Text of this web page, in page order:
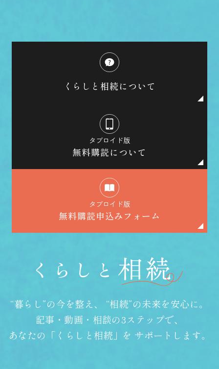
くらしと相続について
タブロイド版
無料購読について
タブロイド版
無料購読申込みフォーム
“暮らし”の今を整え、
“相続”の未来を安心に。
記事・動画・相談の3ステップで、
あなたの「くらしと相続」を サポートします。